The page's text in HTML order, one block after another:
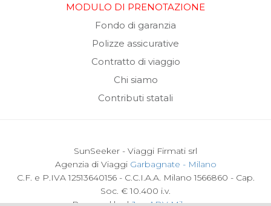
MODULO DI PRENOTAZIONE
Fondo di garanzia
Polizze assicurative
Contratto di viaggio
Chi siamo
Contributi statali
SunSeeker - Viaggi Firmati srl
Agenzia di Viaggi Garbagnate - Milano
C.F. e P.IVA 12513640156 - C.C.I.A.A. Milano 1566860 - Cap.
Soc. € 10.400 i.v.